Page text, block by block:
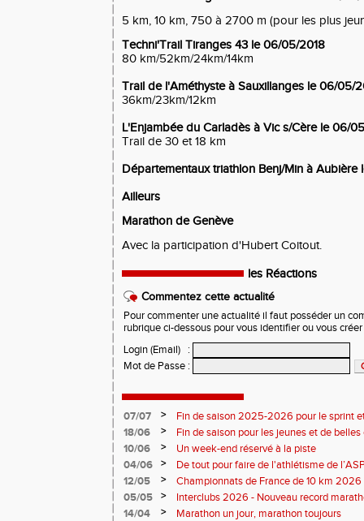
5 km, 10 km, 750 à 2700 m (pour les plus
Techni'Trail Tiranges 43 le 06/05/2018
80 km/52km/24km/14km
Trail de l'Améthyste à Sauxillanges le 06/05/
36km/23km/12km
L'Enjambée du Carladès à Vic s/Cère le 06/
Trail de 30 et 18 km
Départementaux triathlon Benj/Min à Aubière
Ailleurs
Marathon de Genève
Avec la participation d'Hubert Coitout.
les Réactions
Commentez cette actualité
Pour commenter une actualité il faut posséder un
rubrique ci-dessous pour vous identifier ou vous
Login (Email)
:
Mot de Passe :
07/07 >
Fin de saison 2025-2026 pour le sprint
18/06
>
Fin de saison pour les jeunes et de
10/06
>
Un week-end réservé à la piste
04/06
>
De tout pour faire de l'athlétisme de
monde souriant
12/05 >
Championnats de France de 10 km
Soirées piste
05/05 >
Interclubs 2026 - Nouveau record
résultats
14/04 >
Marathon un jour, marathon toujours